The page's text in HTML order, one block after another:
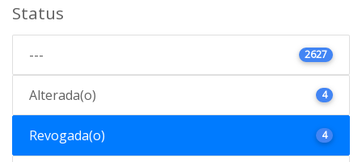
Status
--- 2627
Alterada(o) 4
Revogada(o) 4